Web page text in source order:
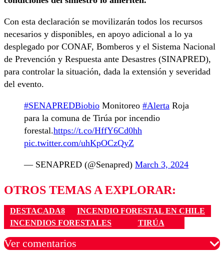
Con esta declaración se movilizarán todos los recursos
necesarios y disponibles, en apoyo adicional a lo ya
desplegado por CONAF, Bomberos y el Sistema Nacional
de Prevención y Respuesta ante Desastres (SINAPRED),
para controlar la situación, dada la extensión y severidad
del evento.
#SENAPREDBiobio Monitoreo #Alerta Roja
para la comuna de Tirúa por incendio
forestal.https://t.co/HffY6Cd0hh
pic.twitter.com/uhKpOCzQyZ
— SENAPRED (@Senapred) March 3, 2024
OTROS TEMAS A EXPLORAR:
DESTACADA8
INCENDIO FORESTAL EN CHILE
INCENDIOS FORESTALES
TIRÚA
Ver comentarios